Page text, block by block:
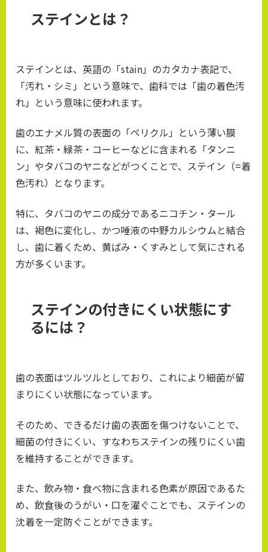
ステインとは？
ステインとは、英語の「stain」のカタカナ表記で、
「汚れ・シミ」という意味で、歯科では「歯の着色汚
れ」という意味に使われます。
歯のエナメル質の表面の「ペリクル」という薄い膜
に、紅茶・緑茶・コーヒーなどに含まれる「タンニ
ン」やタバコのヤニなどがつくことで、ステイン（=着
色汚れ）となります。
特に、タバコのヤニの成分であるニコチン・タール
は、褐色に変化し、かつ唾液の中野カルシウムと結合
し、歯に着くため、黄ばみ・くすみとして気にされる
方が多くいます。
ステインの付きにくい状態にす
るには？
歯の表面はツルツルとしており、これにより細菌が留
まりにくい状態になっています。
そのため、できるだけ歯の表面を傷つけないことで、
細菌の付きにくい、すなわちステインの残りにくい歯
を維持することができます。
また、飲み物・食べ物に含まれる色素が原因であるた
め、飲食後のうがい・口を濯ぐことでも、ステインの
沈着を一定防ぐことができます。